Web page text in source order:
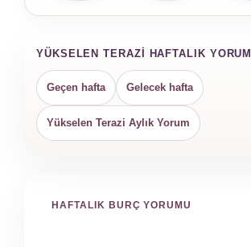
YÜKSELEN TERAZI HAFTALIK YORUM
Geçen hafta Gelecek hafta
Yükselen Terazi Aylık Yorum
HAFTALIK BURÇ YORUMU